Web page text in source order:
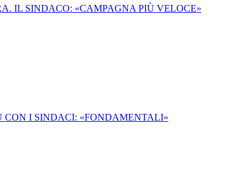
IL SINDACO: «CAMPAGNA PIÙ VELOCE»
CON I SINDACI: «FONDAMENTALI»